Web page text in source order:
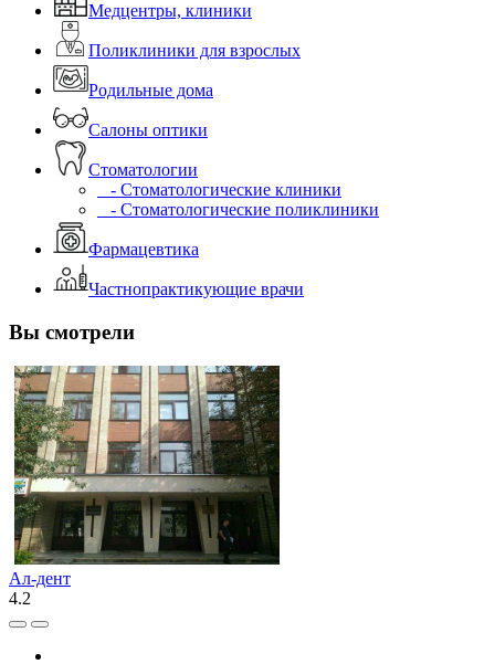
Медцентры, клиники
Поликлиники для взрослых
Родильные дома
Салоны оптики
Стоматологии
- Стоматологические клиники
- Стоматологические поликлиники
Фармацевтика
Частнопрактикующие врачи
Вы смотрели
Ал-дент
4.2